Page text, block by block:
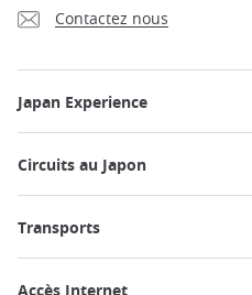
Contactez nous
Japan Experience
Circuits au Japon
Transports
Accès Internet